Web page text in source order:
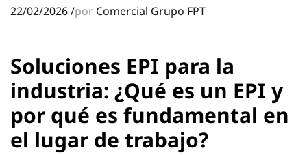
22/02/2026/por Comercial Grupo FPT
Soluciones EPI para la
industria: ¿Qué es un EPI y
por qué es fundamental en
el lugar de trabajo?